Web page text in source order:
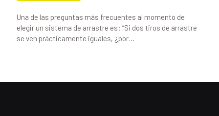
Una de las preguntas más frecuentes al momento de
elegir un sistema de arrastre es: “Si dos tiros de arrastre
se ven prácticamente iguales, ¿por…